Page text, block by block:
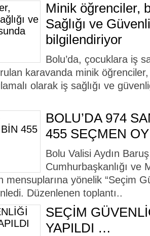
Minik öğrenciler,
Sağlığı ve
bilgilendiriyor
Bolu’da, çocuklara iş
karavanda minik
olarak iş sağlığı ve
BOLU’DA 974
455 SEÇMEN
Bolu Valisi Aydın
Cumhurbaşkanlığı ve
mensuplarına yönelik “Seçim
Düzenlenen toplantı..
SEÇİM
YAPILDI …